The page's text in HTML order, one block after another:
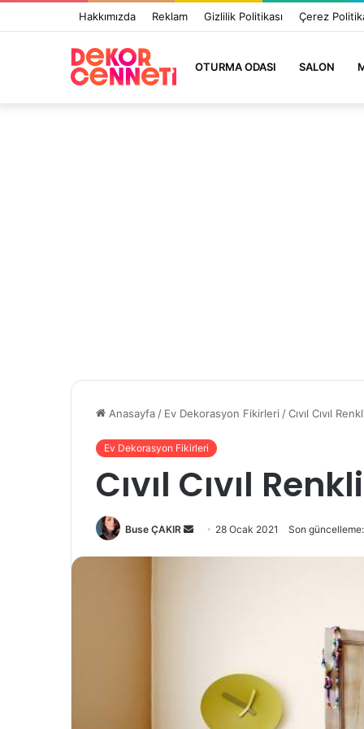
Hakkımızda Reklam Gizlilik Politikası Çerez
OTURMA ODASI SALON
Anasayfa / Ev Dekorasyon Fikirleri /Cıvıl Cıvıl
Ev Dekorasyon Fikirleri
Cıvıl Cıvıl
Buse ÇAKIR 28 Ocak 2021 Son